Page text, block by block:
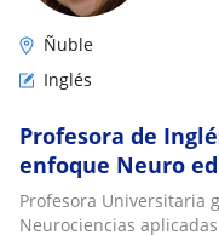
Ñuble
Inglés
Profesora de
enfoque Neuro
Profesora Universitaria
Neurociencias